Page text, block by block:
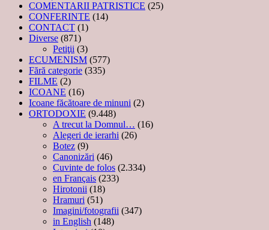
COMENTARII PATRISTICE (25)
CONFERINTE (14)
CONTACT (1)
Diverse (871)
Petiţii (3)
ECUMENISM (577)
Fără categorie (335)
FILME (2)
ICOANE (16)
Icoane făcătoare de minuni (2)
ORTODOXIE (9.448)
A trecut la Domnul… (16)
Alegeri de ierarhi (26)
Botez (9)
Canonizări (46)
Cuvinte de folos (2.334)
en Français (233)
Hirotonii (18)
Hramuri (51)
Imagini/fotografii (347)
in English (148)